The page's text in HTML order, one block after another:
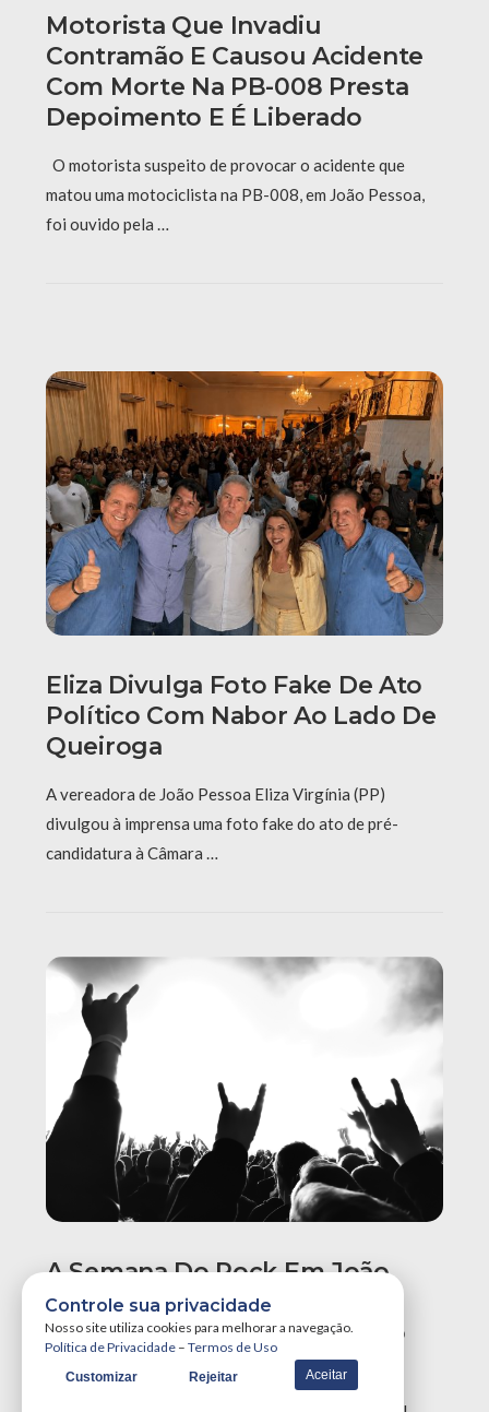
Motorista Que Invadiu
Contramão E Causou Acidente
Com Morte Na PB-008 Presta
Depoimento E É Liberado
O motorista suspeito de provocar o acidente que
matou uma motociclista na PB-008, em João Pessoa,
foi ouvido pela …
Eliza Divulga Foto Fake De Ato
Político Com Nabor Ao Lado De
Queiroga
A vereadora de João Pessoa Eliza Virgínia (PP)
divulgou à imprensa uma foto fake do ato de pré-
candidatura à Câmara …
A Semana Do Rock Em João
Pessoa Promete Um Dos
Maiores Finais De Semana Do
Controle sua privacidade
Nosso site utiliza cookies para melhorar a navegação.
Política de Privacidade – Termos de Uso
Customizar Rejeitar Aceitar